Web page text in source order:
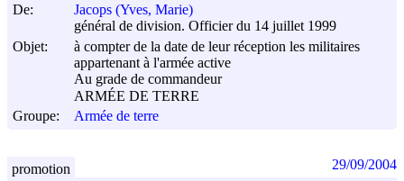
De:
Jacops (Yves, Marie)
général de division. Officier du 14 juillet 1999
Objet:
à compter de la date de leur réception les militaires
appartenant à l'armée active
Au grade de commandeur
ARMÉE DE TERRE
Groupe:
Armée de terre
promotion 29/09/2004